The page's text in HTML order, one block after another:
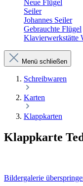
Neue Flügel
Seiler
Johannes Seiler
Gebrauchte Flügel
Klavierwerkstätte
Menü schließen
Schreibwaren
Karten
Klappkarten
Klappkarte
Bildergalerie